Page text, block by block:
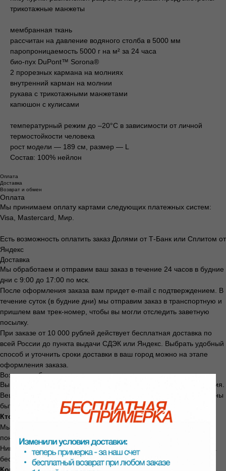
трикотажные манжеты
мембранная ткань
рассчитан на давление водяного столба в 5000 мм
паропроницаемость 5000 г на м² за 24 часа
био-пух DuPont™ Sorona®
2 прорезных кармана на молниях
внутренний карман на молнии
рукава с трикотажными манжетами
капюшон с кулисами
температурный режим до –20°C в зависимости от личной
термостойкости человека
рост модели — 189 см, размер — L
Состав: 100% нейлон
Оплата
Доставка
Возврат и обмен
Оплата
Мы принимаем оплату картами следующих платежных систем:
Visa, Mastercard, Мир.
Есть возможность оплатить заказ Долями от Т-Банк или Сплитом от
Яндекс
Доставка
Мы обработаем и отправим ваш заказ в течение 24 часов в будние
дни с 9:00 до 17:00 по мск.
После оформления заказа вам придет e-mail с подтверждением. В
течение суток (в будние дни) мы отправим заказ в транспортную и
пришлем вам трек-номер, чтобы вы могли отследить заветную
посылку.
При заказе от 10 000 рублей действует бесплатная доставка по
всей России до пункта выдачи СДЭК или Яндекс. Выбрать удобный
способ и уточнить сроки доставки в ваш город можно на этапе
оформления заказа.
Возврат и обмен
Вы можете вернуть товар в течение
с момента получения.
Вещь не должна быть в использовании, упаковка и ярлыки должны
быть сохранены.
Кто платит за возврат:
Мы. Всегда. Независимо от причины — не подошёл размер, не
понравился цвет, передумали, брак.
Никаких скрытых платежей. Даже если при заказе доставка была
бесплатной — мы ничего не удерживаем.